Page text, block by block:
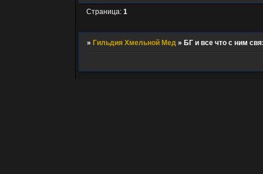
Страница: 1
» Гильдия Хмельной Мед » БГ и все что с ним